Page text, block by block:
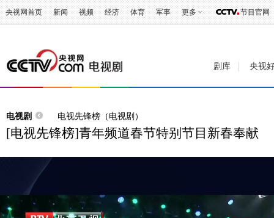
央视网首页 新闻 视频 经济 体育 军事 更多 节目官网
剧库 央视
电视剧 电视先锋榜（电视剧）
[电视先锋榜]青年频道春节特别节目新春奉献